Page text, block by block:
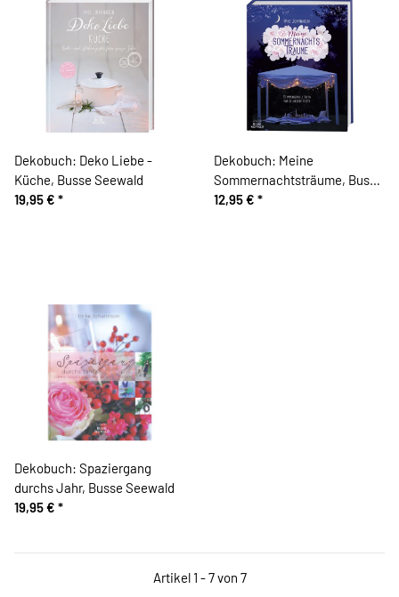
Dekobuch: Deko Liebe -
Küche, Busse Seewald
19,95 € *
Dekobuch: Meine
Sommernachtsträume, Busse
Seewald
12,95 € *
Dekobuch: Spaziergang
durchs Jahr, Busse Seewald
19,95 € *
Artikel 1 - 7 von 7